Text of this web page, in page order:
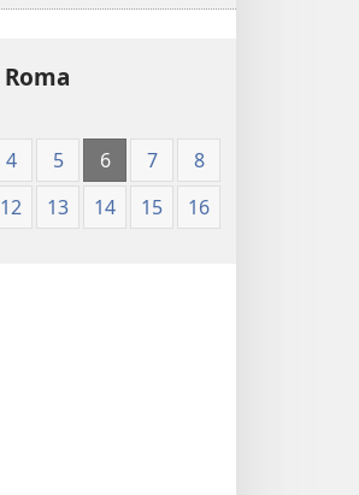
okwengeziwe
Roma
4 5 6 7
8
12 13 14 15 16